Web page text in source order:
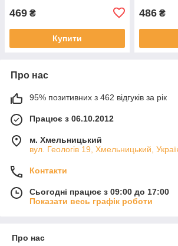
469 ₴
Купити
486 ₴
Про нас
95% позитивних з 462 відгуків за рік
Працює з 06.10.2012
м. Хмельницький
вул. Геологів 19, Хмельницький,
Контакти
Сьогодні працює з 09:00 до 17:00
Показати весь графік роботи
Про нас